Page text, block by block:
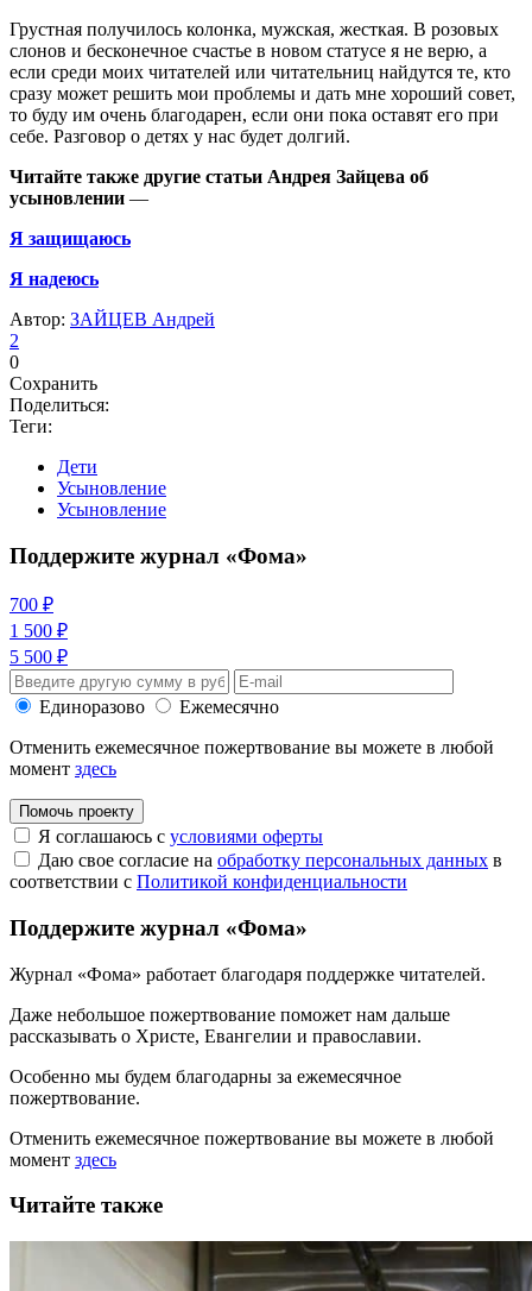
Грустная получилось колонка, мужская, жесткая. В розовых
слонов и бесконечное счастье в новом статусе я не верю, а
если среди моих читателей или читательниц найдутся те, кто
сразу может решить мои проблемы и дать мне хороший совет,
то буду им очень благодарен, если они пока оставят его при
себе. Разговор о детях у нас будет долгий.
Читайте также другие статьи Андрея Зайцева об
усыновлении —
Я защищаюсь
Я надеюсь
Автор: ЗАЙЦЕВ Андрей
2
0
Сохранить
Поделиться:
Теги:
Дети
Усыновление
Усыновление
Поддержите журнал «Фома»
700 ₽
1 500 ₽
5 500 ₽
Единоразово
Ежемесячно
Отменить ежемесячное пожертвование вы можете в любой
момент здесь
Помочь проекту
Я соглашаюсь с условиями оферты
Даю свое согласие на обработку персональных данных в
соответствии с Политикой конфиденциальности
Поддержите журнал «Фома»
Журнал «Фома» работает благодаря поддержке читателей.
Даже небольшое пожертвование поможет нам дальше
рассказывать о Христе, Евангелии и православии.
Особенно мы будем благодарны за ежемесячное
пожертвование.
Отменить ежемесячное пожертвование вы можете в любой
момент здесь
Читайте также